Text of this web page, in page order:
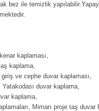
bez ile temizlik
kaplaması,
kaplama,
ve cephe duvar kaplaması,
duvar kaplama,
kaplama,
Mimarı proje taş duvar